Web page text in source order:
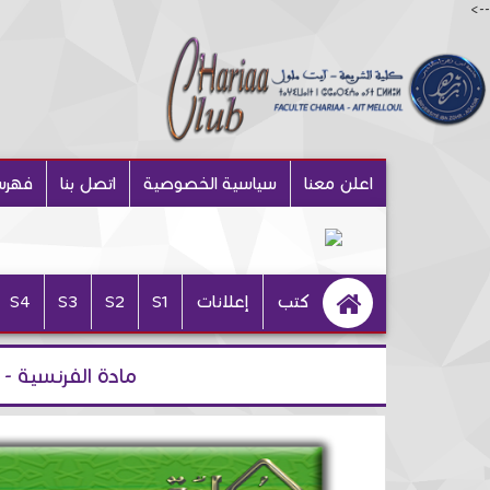
-->
اعلن معنا سياسية الخصوصية اتصل بنا
كتب إعلانات S1
S2
S3
S4
مادة